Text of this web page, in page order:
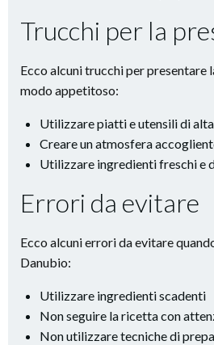
Trucchi per la
Ecco alcuni trucchi per presentare
modo appetitoso:
Utilizzare piatti e utensili di
Creare un atmosfera
Utilizzare ingredienti freschi e
Errori da evitare
Ecco alcuni errori da evitare
Danubio:
Utilizzare ingredienti scadenti
Non seguire la ricetta con
Non utilizzare tecniche di